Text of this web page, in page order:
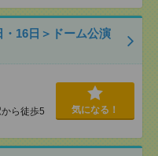
16日＞ドーム公演
ら徒歩5
気になる！